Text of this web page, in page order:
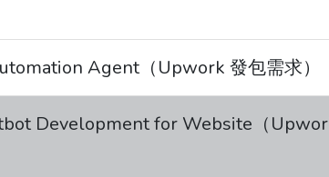
Agent（Upwork 發包需求）
Development for Website（